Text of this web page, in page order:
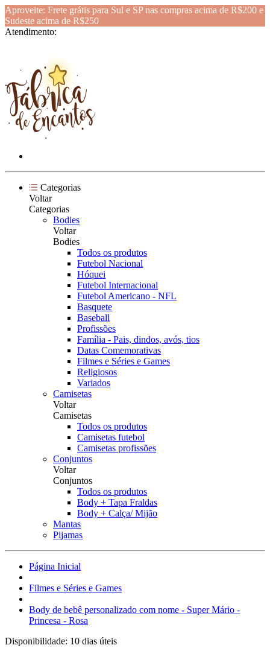
Aproveite: Frete grátis para Sul e SP nas compras acima de R$200 e
Sudeste acima de R$250
Atendimento:
Categorias
Voltar
Categorias
Bodies
Voltar
Bodies
Todos os produtos
Futebol Nacional
Hóquei
Futebol Internacional
Futebol Americano - NFL
Basquete
Baseball
Profissões
Família - Pais, dindos, avós, tios
Datas Comemorativas
Filmes e Séries e Games
Religiosos
Variados
Camisetas
Voltar
Camisetas
Todos os produtos
Camisetas futebol
Camisetas profissões
Conjuntos
Voltar
Conjuntos
Todos os produtos
Body + Tapa Fraldas
Body + Calça/ Mijão
Mantas
Pijamas
Página Inicial
Filmes e Séries e Games
Body de bebê personalizado com nome - Super Mário -
Princesa - Rosa
Disponibilidade: 10 dias úteis